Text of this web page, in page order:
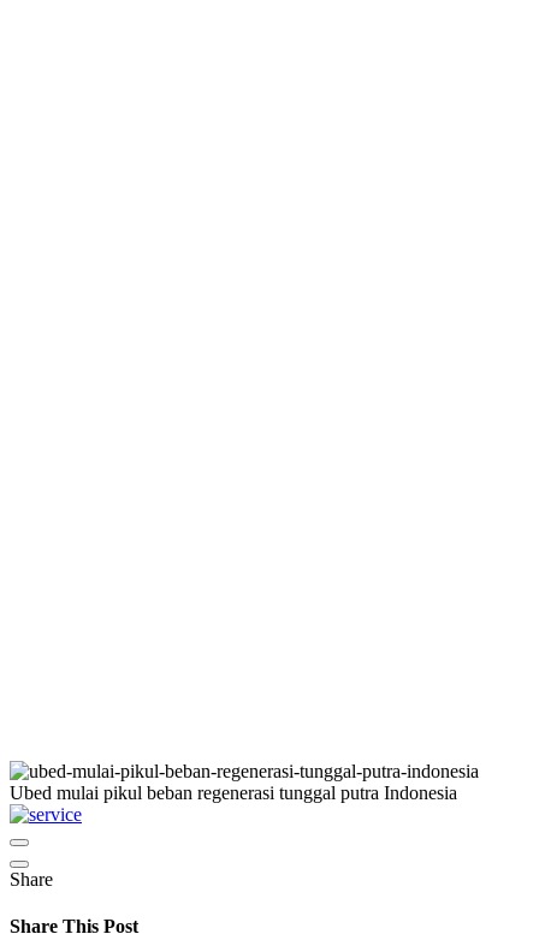
Ubed mulai pikul beban regenerasi tunggal putra Indonesia
Share
Share This Post